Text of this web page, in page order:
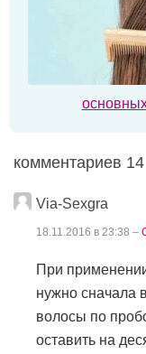
комментариев 14
Via-Sexgra
18.11.2016 в 23:38 –
При
нужно сначала
волосы по
оставить на